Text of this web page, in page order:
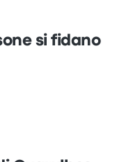
si fidano